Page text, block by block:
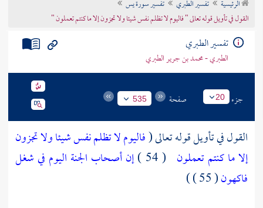
تراجم الأعلام
الرئيسية تفسير الطبري
تفسير سورة يس
القول في تأويل قوله تعالى " فاليوم لا تظلم نفس شيئا ولا تجزون إلا ما كنتم تعملون "
تفسير الطبري
الطبري - محمد بن جرير الطبري
جزء 20 صفحة 535
القول في تأويل قوله تعالى (فاليوم لا تظلم نفس شيئا ولا تجزون
إلا ما كنتم تعملون ( 54 )
إن أصحاب الجنة اليوم في شغل
فاكهون( 55 ) )